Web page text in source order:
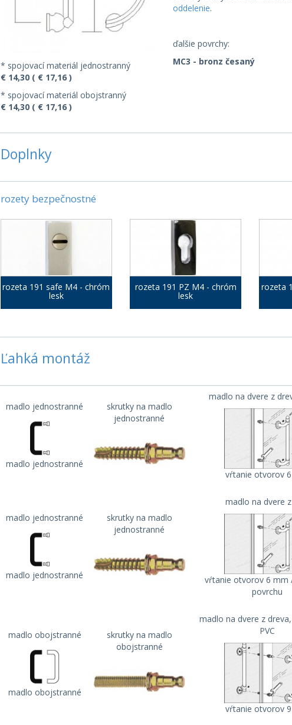
* spojovací materiál jednostranný
€ 14,30 ( € 17,16 )
* spojovací materiál obojstranný
€ 14,30 ( € 17,16 )
oddelenie.
ďalšie povrchy:
MC3 - bronz česaný
Doplnky
rozety bezpečnostné
rozeta 191 safe M4 - chróm
lesk
rozeta 191 PZ M4 - chróm
lesk
rozeta
Ľahká montáž
madlo jednostranné
madlo jednostranné
skrutky na madlo
jednostranné
madlo na dvere z
vŕtanie otvorov
madlo jednostranné
madlo jednostranné
skrutky na madlo
jednostranné
madlo na dvere z
vŕtanie otvorov 6 mm
povrchu
madlo obojstranné
madlo obojstranné
skrutky na madlo
obojstranné
madlo na dvere z
PVC
vŕtanie otvorov